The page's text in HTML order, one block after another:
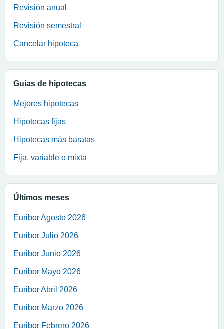
Revisión anual
Revisión semestral
Cancelar hipoteca
Guías de hipotecas
Mejores hipotecas
Hipotecas fijas
Hipotecas más baratas
Fija, variable o mixta
Últimos meses
Euribor Agosto 2026
Euribor Julio 2026
Euribor Junio 2026
Euribor Mayo 2026
Euribor Abril 2026
Euribor Marzo 2026
Euribor Febrero 2026